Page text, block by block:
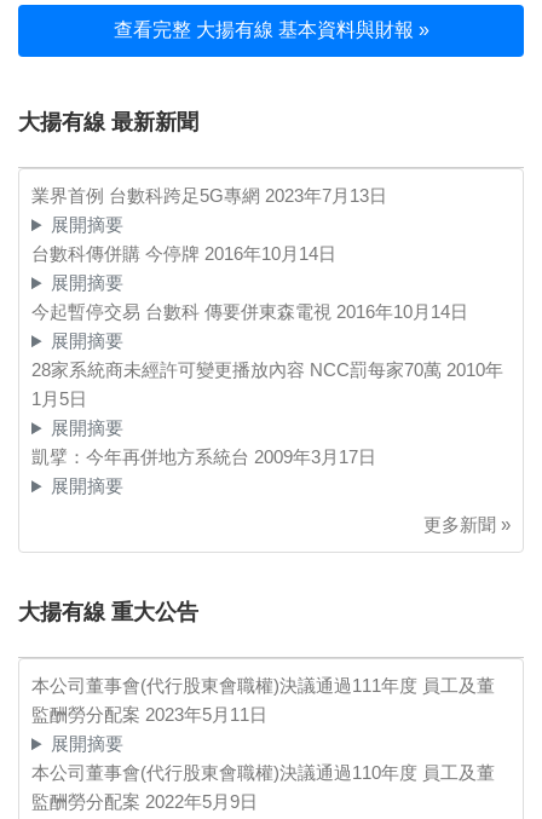
查看完整 大揚有線 基本資料與財報 »
大揚有線 最新新聞
業界首例 台數科跨足5G專網 2023年7月13日
展開摘要
台數科傳併購 今停牌 2016年10月14日
展開摘要
今起暫停交易 台數科 傳要併東森電視 2016年10月14日
展開摘要
28家系統商未經許可變更播放內容 NCC罰每家70萬 2010年
1月5日
展開摘要
凱擘：今年再併地方系統台 2009年3月17日
展開摘要
更多新聞 »
大揚有線 重大公告
本公司董事會(代行股東會職權)決議通過111年度 員工及董
監酬勞分配案 2023年5月11日
展開摘要
本公司董事會(代行股東會職權)決議通過110年度 員工及董
監酬勞分配案 2022年5月9日